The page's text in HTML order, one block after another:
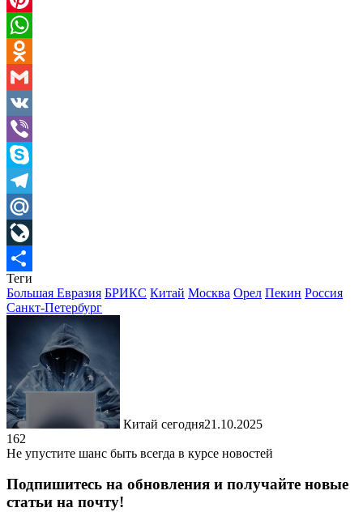
Pinterest
WhatsApp
Odnoklassniki
Gmail
VK
Viber
Skype
Telegram
Mail.Ru
LiveJournal
Отправить
Теги
Большая Евразия БРИКС Китай Москва Орел Пекин Россия
Санкт-Петербург
Китай сегодня21.10.2025
162
Не упустите шанс быть всегда в курсе новостей
Подпишитесь на обновления и получайте новые
статьи на почту!